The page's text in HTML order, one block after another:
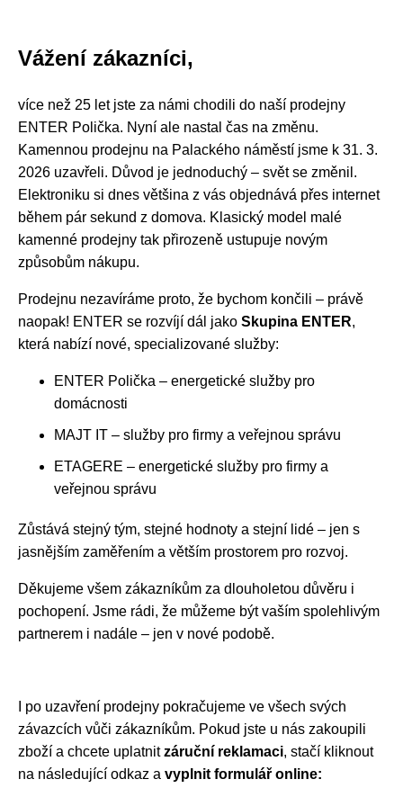
Vážení zákazníci,
více než 25 let jste za námi chodili do naší prodejny
ENTER Polička. Nyní ale nastal čas na změnu.
Kamennou prodejnu na Palackého náměstí jsme k 31. 3.
2026 uzavřeli. Důvod je jednoduchý – svět se změnil.
Elektroniku si dnes většina z vás objednává přes internet
během pár sekund z domova. Klasický model malé
kamenné prodejny tak přirozeně ustupuje novým
způsobům nákupu.
Prodejnu nezavíráme proto, že bychom končili – právě
naopak! ENTER se rozvíjí dál jako Skupina ENTER,
která nabízí nové, specializované služby:
ENTER Polička – energetické služby pro
domácnosti
MAJT IT – služby pro firmy a veřejnou správu
ETAGERE – energetické služby pro firmy a
veřejnou správu
Zůstává stejný tým, stejné hodnoty a stejní lidé – jen s
jasnějším zaměřením a větším prostorem pro rozvoj.
Děkujeme všem zákazníkům za dlouholetou důvěru i
pochopení. Jsme rádi, že můžeme být vaším spolehlivým
partnerem i nadále – jen v nové podobě.
I po uzavření prodejny pokračujeme ve všech svých
závazcích vůči zákazníkům. Pokud jste u nás zakoupili
zboží a chcete uplatnitzáruční reklamaci, stačí kliknout
na následující odkaz a vyplnit formulář online: